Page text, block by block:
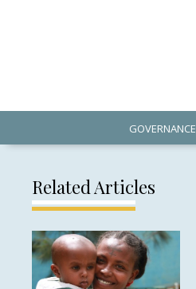
GOVERNANCE
Related Articles